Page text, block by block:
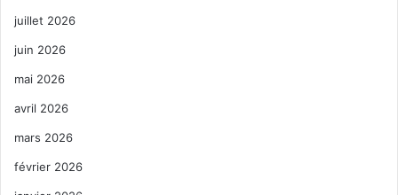
juillet 2026
juin 2026
mai 2026
avril 2026
mars 2026
février 2026